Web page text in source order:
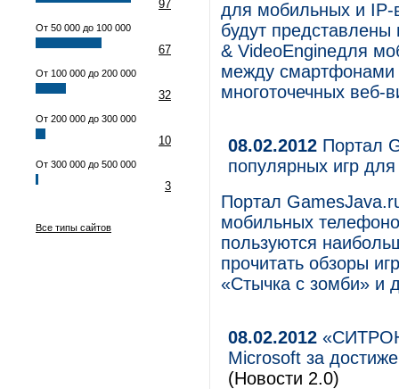
97
От 50 000 до 100 000
67
От 100 000 до 200 000
32
От 200 000 до 300 000
10
От 300 000 до 500 000
3
Все типы сайтов
для мобильных и IP-
будут
& VideoEngineдля
между смартфонами
многоточечных веб-
08.02.2012 Портал
популярных игр
Портал
мобильных
пользуются
прочитать обзоры
«Стычка с зомби» и
08.02.2012
Microsoft за
(Новости 2.0)